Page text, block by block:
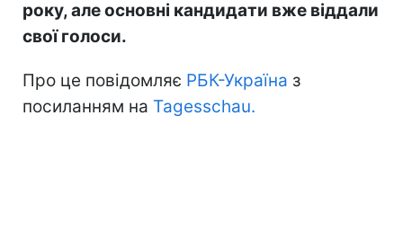
року, але основні кандидати вже віддали
свої голоси.
Про це повідомляє РБК-Україна з
посиланням на Tagesschau.